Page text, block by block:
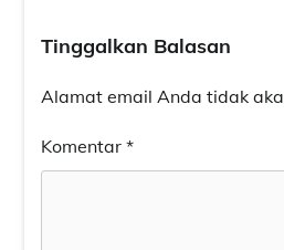
Tinggalkan Balasan
Alamat email Anda tidak
Komentar *